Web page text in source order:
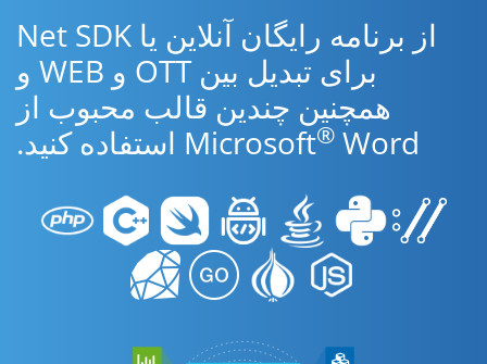
از برنامه رایگان آنلاین یا Net SDK
برای تبدیل بین OTT و WEB و
همچنین چندین قالب محبوب از
Microsoft® Word استفاده کنید.